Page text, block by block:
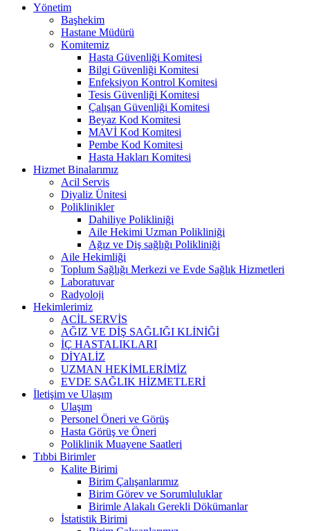
Yönetim
Başhekim
Hastane Müdürü
Komitemiz
Hasta Güvenliği Komitesi
Bilgi Güvenliği Komitesi
Enfeksiyon Kontrol Komitesi
Tesis Güvenliği Komitesi
Çalışan Güvenliği Komitesi
Beyaz Kod Komitesi
MAVİ Kod Komitesi
Pembe Kod Komitesi
Hasta Hakları Komitesi
Hizmet Binalarımız
Acil Servis
Diyaliz Ünitesi
Poliklinikler
Dahiliye Polikliniği
Aile Hekimi Uzman Polikliniği
Ağız ve Diş sağlığı Polikliniği
Aile Hekimliği
Toplum Sağlığı Merkezi ve Evde Sağlık Hizmetleri
Laboratuvar
Radyoloji
Hekimlerimiz
ACİL SERVİS
AĞIZ VE DİŞ SAĞLIĞI KLİNİĞİ
İÇ HASTALIKLARI
DİYALİZ
UZMAN HEKİMLERİMİZ
EVDE SAĞLIK HİZMETLERİ
İletişim ve Ulaşım
Ulaşım
Personel Öneri ve Görüş
Hasta Görüş ve Öneri
Poliklinik Muayene Saatleri
Tıbbi Birimler
Kalite Birimi
Birim Çalışanlarımız
Birim Görev ve Sorumluluklar
Birimle Alakalı Gerekli Dökümanlar
İstatistik Birimi